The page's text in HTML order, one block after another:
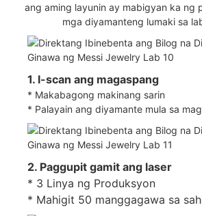
ang aming layunin ay mabigyan ka ng
mga diyamanteng lumaki sa
1. I-scan ang magaspang
* Makabagong makinang sarin
* Palayain ang diyamante mula sa
2. Paggupit gamit ang laser
* 3 Linya ng Produksyon
* Mahigit 50 manggagawa sa